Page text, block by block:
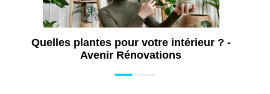
Quelles plantes pour votre intérieur ? -
Avenir Rénovations